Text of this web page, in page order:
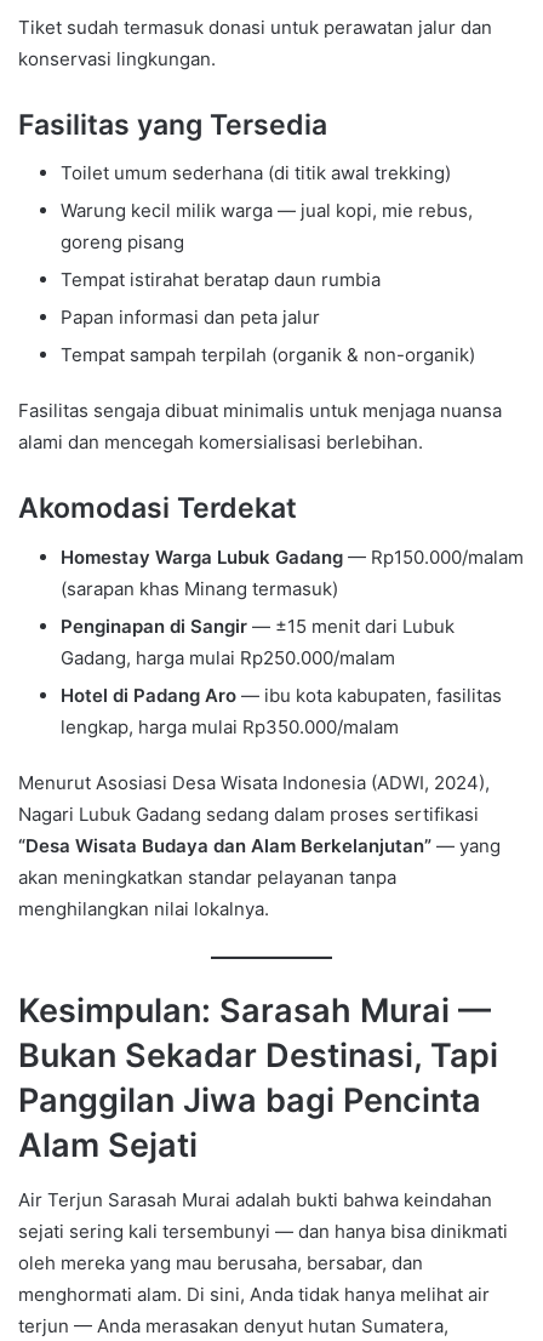
Tiket sudah termasuk donasi untuk perawatan jalur dan
konservasi lingkungan.
Fasilitas yang Tersedia
Toilet umum sederhana (di titik awal trekking)
Warung kecil milik warga — jual kopi, mie rebus,
goreng pisang
Tempat istirahat beratap daun rumbia
Papan informasi dan peta jalur
Tempat sampah terpilah (organik & non-organik)
Fasilitas sengaja dibuat minimalis untuk menjaga nuansa
alami dan mencegah komersialisasi berlebihan.
Akomodasi Terdekat
Homestay Warga Lubuk Gadang — Rp150.000/malam
(sarapan khas Minang termasuk)
Penginapan di Sangir — ±15 menit dari Lubuk
Gadang, harga mulai Rp250.000/malam
Hotel di Padang Aro — ibu kota kabupaten, fasilitas
lengkap, harga mulai Rp350.000/malam
Menurut Asosiasi Desa Wisata Indonesia (ADWI, 2024),
Nagari Lubuk Gadang sedang dalam proses sertifikasi
“Desa Wisata Budaya dan Alam Berkelanjutan” — yang
akan meningkatkan standar pelayanan tanpa
menghilangkan nilai lokalnya.
Kesimpulan: Sarasah Murai —
Bukan Sekadar Destinasi, Tapi
Panggilan Jiwa bagi Pencinta
Alam Sejati
Air Terjun Sarasah Murai adalah bukti bahwa keindahan
sejati sering kali tersembunyi — dan hanya bisa dinikmati
oleh mereka yang mau berusaha, bersabar, dan
menghormati alam. Di sini, Anda tidak hanya melihat air
terjun — Anda merasakan denyut hutan Sumatera,